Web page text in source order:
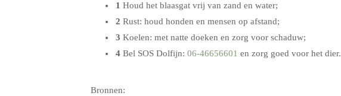
1 Houd het blaasgat vrij van zand en water;
2 Rust: houd honden en mensen op afstand;
3 Koelen: met natte doeken en zorg voor schaduw;
4 Bel SOS Dolfijn: 06-46656601 en zorg goed voor het dier.
Bronnen: